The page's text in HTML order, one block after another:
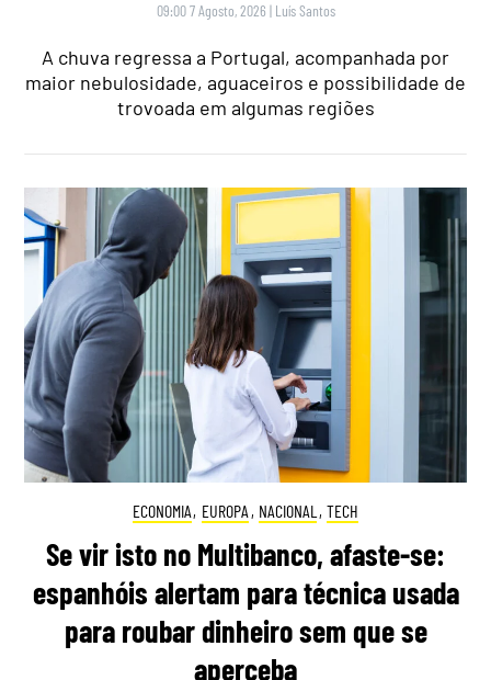
09:00 7 Agosto, 2026 | Luís Santos
A chuva regressa a Portugal, acompanhada por
maior nebulosidade, aguaceiros e possibilidade de
trovoada em algumas regiões
ECONOMIA, EUROPA , NACIONAL , TECH
Se vir isto no Multibanco, afaste-se:
espanhóis alertam para técnica usada
para roubar dinheiro sem que se
aperceba